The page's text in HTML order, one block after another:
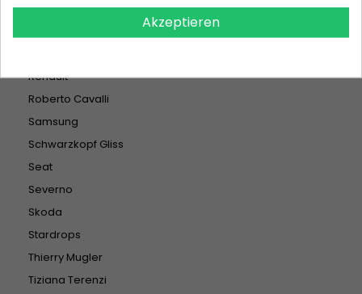
Pozostałe
Renault
Roberto Cavalli
Samsung
Schwarzkopf Gliss
Seat
Severno
Skoda
Stardrops
Thierry Mugler
Tiziana Terenzi
Akzeptieren